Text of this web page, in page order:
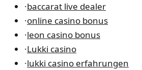
·baccarat live dealer
·online casino bonus
·leon casino bonus
·Lukki casino
·lukki casino erfahrungen